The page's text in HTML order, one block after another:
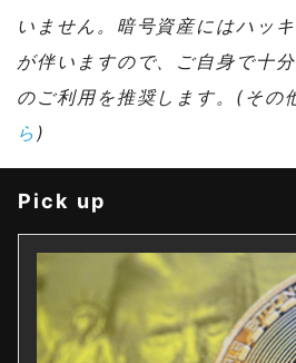
いません。暗号資産にはハッ
が伴いますので、ご自身で十
のご利用を推奨します。(その
ら )
Pick up